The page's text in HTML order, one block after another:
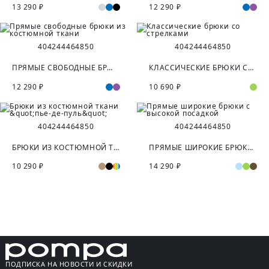
13 290 ₽ 12 290 ₽
404244464850
ПРЯМЫЕ СВОБОДНЫЕ БРЮКИ ИЗ КОСТЮМНОЙ ТКАНИ
12 290 ₽
404244464850
КЛАССИЧЕСКИЕ БРЮКИ СО СТРЕЛКАМИ
10 690 ₽
404244464850
БРЮКИ ИЗ КОСТЮМНОЙ ТКАНИ "ПЬЕ-ДЕ-ПУЛЬ"
10 290 ₽
404244464850
ПРЯМЫЕ ШИРОКИЕ БРЮКИ С ВЫСОКОЙ ПОСАДКОЙ
14 290 ₽
ПОДПИСКА НА НОВОСТИ И СКИДКИ